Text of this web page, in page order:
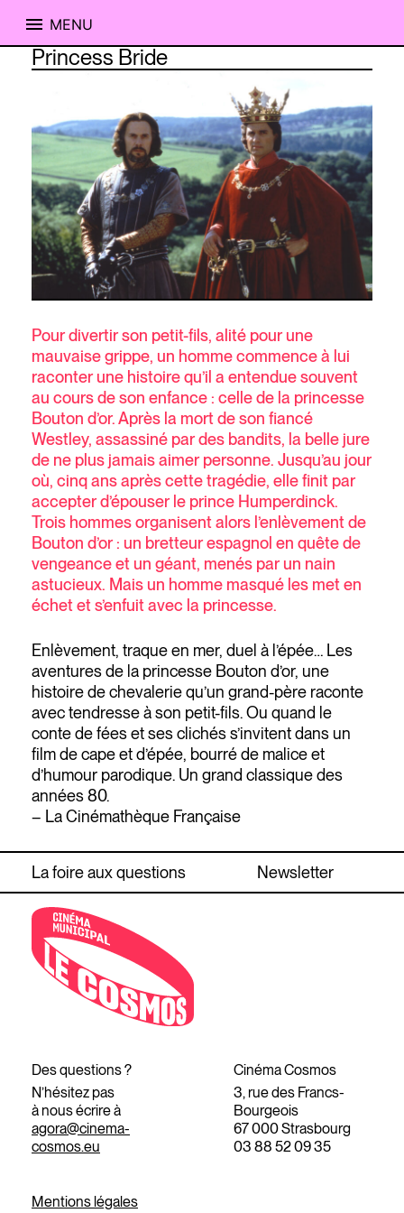
MENU
Princess Bride
Pour divertir son petit-fils, alité pour une
mauvaise grippe, un homme commence à lui
raconter une histoire qu’il a entendue souvent
au cours de son enfance : celle de la princesse
Bouton d’or. Après la mort de son fiancé
Westley, assassiné par des bandits, la belle jure
de ne plus jamais aimer personne. Jusqu’au jour
où, cinq ans après cette tragédie, elle finit par
accepter d’épouser le prince Humperdinck.
Trois hommes organisent alors l’enlèvement de
Bouton d’or : un bretteur espagnol en quête de
vengeance et un géant, menés par un nain
astucieux. Mais un homme masqué les met en
échet et s’enfuit avec la princesse.
Enlèvement, traque en mer, duel à l’épée… Les
aventures de la princesse Bouton d’or, une
histoire de chevalerie qu’un grand-père raconte
avec tendresse à son petit-fils. Ou quand le
conte de fées et ses clichés s’invitent dans un
film de cape et d’épée, bourré de malice et
d’humour parodique. Un grand classique des
années 80.
– La Cinémathèque Française
La foire aux questions Newsletter
Des questions ?
N’hésitez pas
à nous écrire à
agora@cinema-
cosmos.eu
Cinéma Cosmos
3, rue des Francs-
Bourgeois
67 000 Strasbourg
03 88 52 09 35
Mentions légales